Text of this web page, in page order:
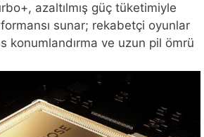
azaltılmış güç tüketimiyle
sunar; rekabetçi oyunlar
konumlandırma ve uzun pil ömrü